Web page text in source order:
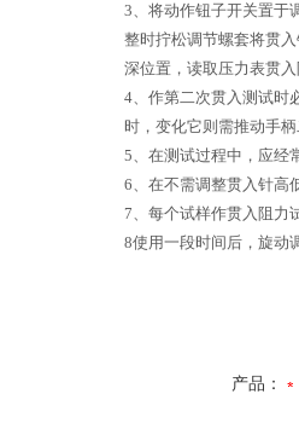
3、将动作钮子开关置于
整时拧松调节螺套将贯
深位置，读取压力表贯
4、作第二次贯入测试时
时，变化它则需推动手
5、在测试过程中，应经
6、在不需调整贯入针高
7、每个试样作贯入阻力
8使用一段时间后，旋动
产品：